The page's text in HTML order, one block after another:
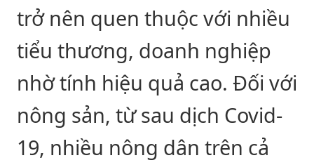
trở nên quen thuộc với nhiều
tiểu thương, doanh nghiệp
nhờ tính hiệu quả cao. Đối với
nông sản, từ sau dịch Covid-
19, nhiều nông dân trên cả